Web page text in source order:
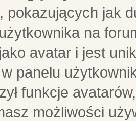
pokazujących jak
na
avatar i jest
panelu
funkcje
możliwości